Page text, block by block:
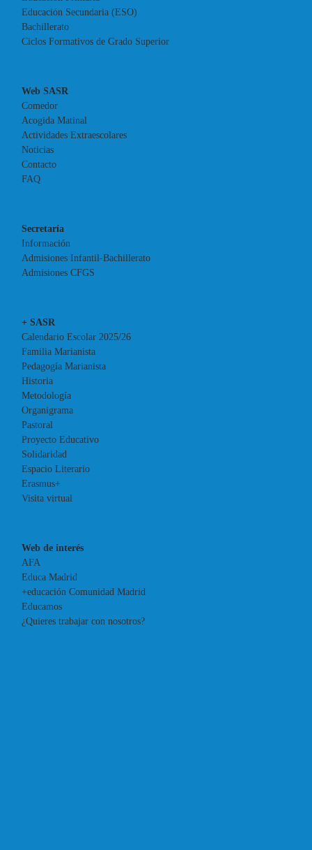
Educación Secundaria (ESO)
Bachillerato
Ciclos Formativos de Grado Superior
Web SASR
Comedor
Acogida Matinal
Actividades Extraescolares
Noticias
Contacto
FAQ
Secretaría
Información
Admisiones Infantil-Bachillerato
Admisiones CFGS
+ SASR
Calendario Escolar 2025/26
Familia Marianista
Pedagogía Marianista
Historia
Metodología
Organigrama
Pastoral
Proyecto Educativo
Solidaridad
Espacio Literario
Erasmus+
Visita virtual
Web de interés
AFA
Educa Madrid
+educación Comunidad Madrid
Educamos
¿Quieres trabajar con nosotros?